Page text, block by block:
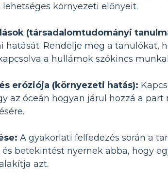
környezeti előnyeit.
(társadalomtudományi
hatását. Rendelje meg a tanulókat,
a hullámok szókincs
eróziója (környezeti hatás):
az óceán hogyan járul hozzá a
A gyakorlati felfedezés során a
betekintést nyernek abba, hogy
azt.